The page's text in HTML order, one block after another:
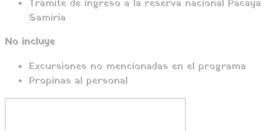
Tramite de ingreso a la reserva nacional Pacaya
Samiria
No incluye
Excursiones no mencionadas en el programa
Propinas al personal